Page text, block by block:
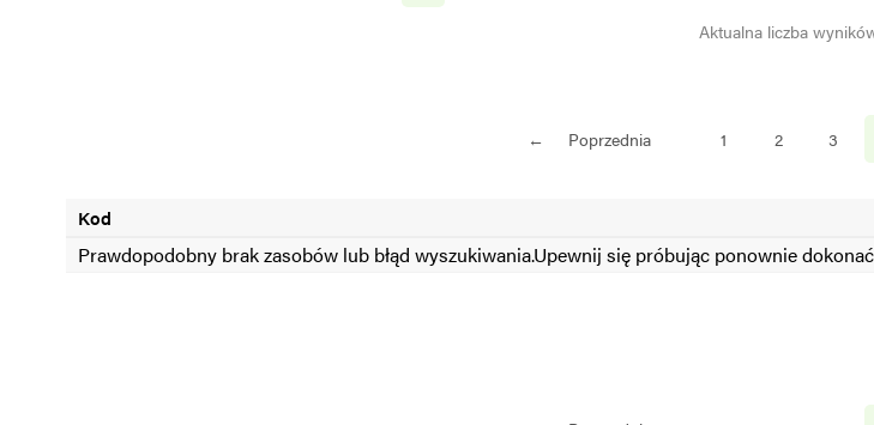
Aktualna liczba
← Poprzednia 1 2 3
Kod
Prawdopodobny brak zasobów lub błąd wyszukiwania.Upewnij się próbując ponownie